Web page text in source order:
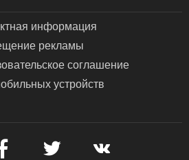
информация
рекламы
соглашение
устройств